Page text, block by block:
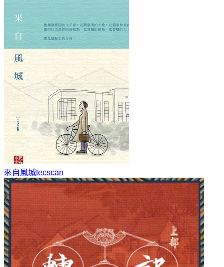
來自風城tecscan